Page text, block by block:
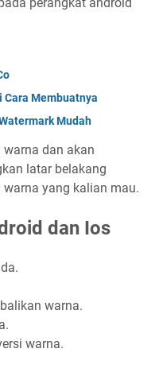
Membuatnya
Mudah
dan akan
latar belakang
yang kalian mau.
dan Ios
warna.
warna.